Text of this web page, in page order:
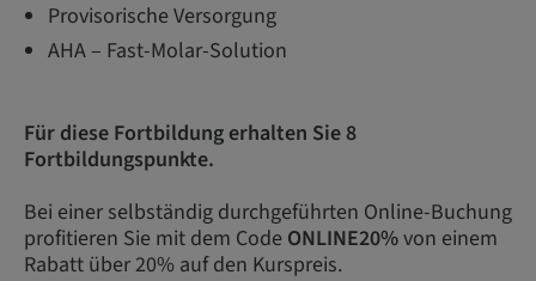
Provisorische Versorgung
AHA – Fast-Molar-Solution
Für diese Fortbildung erhalten Sie 8
Fortbildungspunkte.
Bei einer selbständig durchgeführten Online-Buchung
profitieren Sie mit dem Code ONLINE20%von einem
Rabatt über 20% auf den Kurspreis.